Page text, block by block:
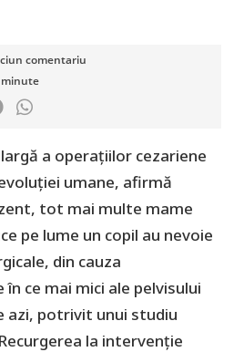
comentariu
minute
a operațiilor cezariene
umane, afirmă
tot mai multe mame
pe lume un copil au nevoie
din cauza
ce mai mici ale pelvisului
azi, potrivit unui studiu
la intervenție